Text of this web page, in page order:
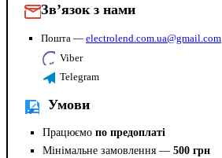
Зв’язок з нами
Пошта — electrolend.com.ua@gmail.com
Viber
Telegram
Умови
Працюємо по предоплаті
Мінімальне замовлення — 500 грн